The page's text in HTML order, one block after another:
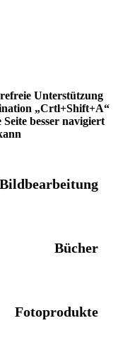
Unterstützung
„Crtl+Shift+A“
besser navigiert
Bildbearbeitung
Bücher
Fotoprodukte